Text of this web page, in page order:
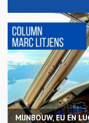
MIJNBOUW, EU EN